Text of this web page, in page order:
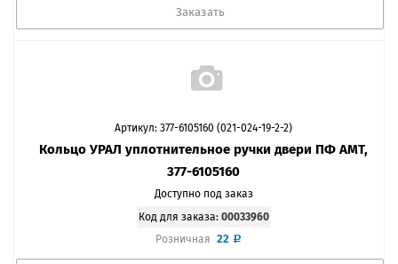
Заказать
Артикул: 377-6105160 (021-024-19-2-2)
Кольцо УРАЛ уплотнительное ручки двери ПФ АМТ,
377-6105160
Доступно под заказ
Код для заказа: 00033960
Розничная 22